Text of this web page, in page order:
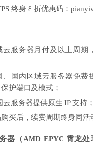
终身 8 折优惠码：
云服务器月付及以上周期
、国内区域云服务器免费
护端口及模式；
云服务器提供原生 IP 支持；
买后，续费周期终身同活
器（AMD EPYC 霄龙处